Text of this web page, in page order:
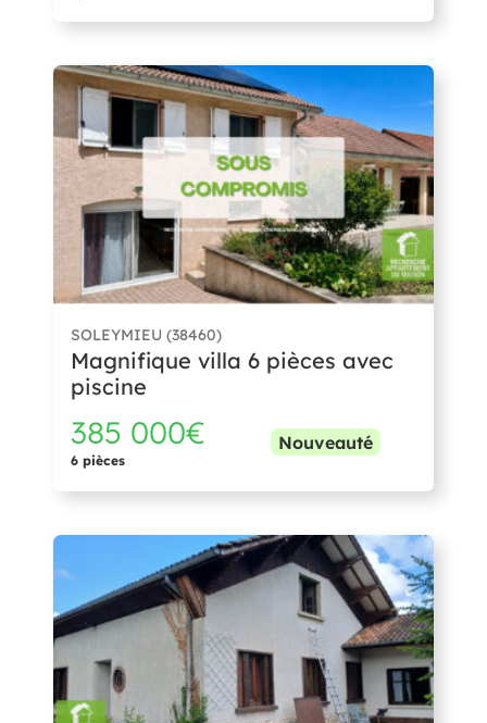
SOLEYMIEU (38460)
Magnifique villa 6 pièces avec
piscine
385 000€
6 pièces
Nouveauté